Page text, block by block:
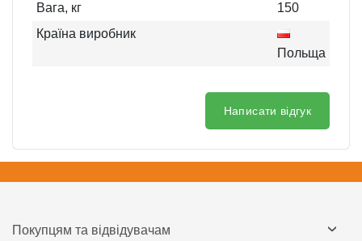
Вага, кг
150
Країна виробник
Польща
Написати відгук
Покупцям та відвідувачам